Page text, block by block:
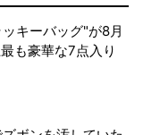
キーバッグ"が8月
も豪華な7点入り